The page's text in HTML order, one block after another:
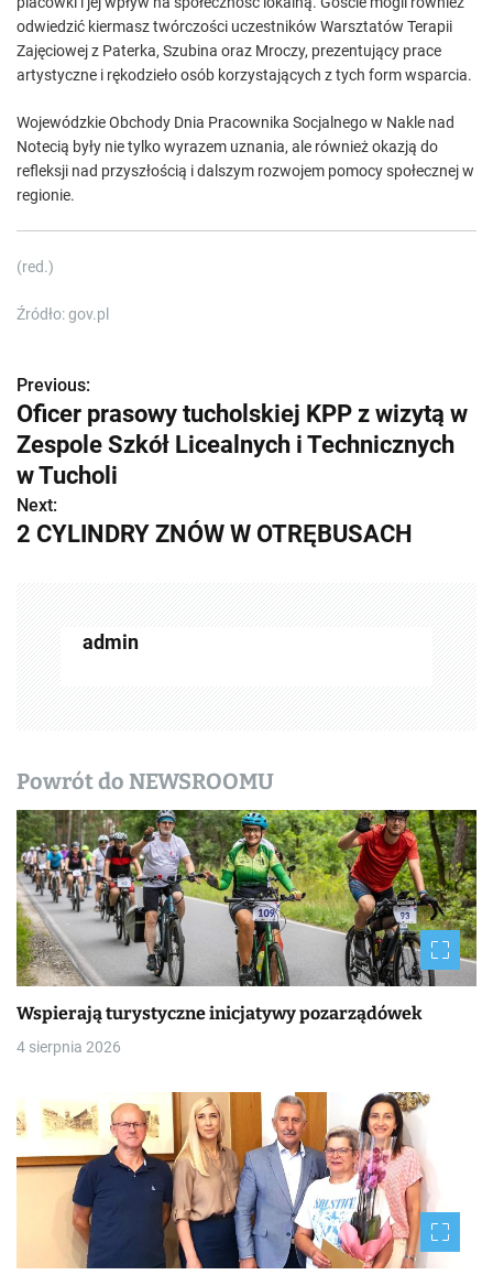
odwiedzić kiermasz twórczości uczestników Warsztatów Terapii
Zajęciowej z Paterka, Szubina oraz Mroczy, prezentujący prace
artystyczne i rękodzieło osób korzystających z tych form wsparcia.
Wojewódzkie Obchody Dnia Pracownika Socjalnego w Nakle nad
Notecią były nie tylko wyrazem uznania, ale również okazją do
refleksji nad przyszłością i dalszym rozwojem pomocy społecznej w
regionie.
(red.)
Źródło: gov.pl
Z
o
b
a
s
y
Previous:
Oficer prasowy tucholskiej KPP z wizytą w
Zespole Szkół Licealnych i Technicznych
w Tucholi
Next:
2 CYLINDRY ZNÓW W OTRĘBUSACH
admin
Powrót do NEWSROOMU
Wspierają turystyczne inicjatywy pozarządówek
4 sierpnia 2026